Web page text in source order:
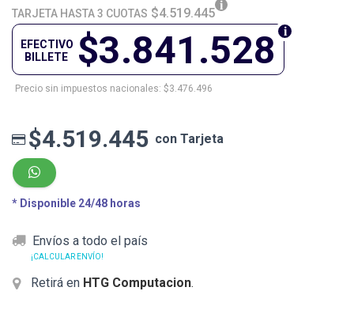
TARJETA HASTA 3 CUOTAS $4.519.445
$3.841.528
EFECTIVO
BILLETE
Precio sin impuestos nacionales: $3.476.496
$4.519.445 con Tarjeta
* Disponible 24/48 horas
Envíos a todo el país
¡CALCULAR ENVÍO!
Retirá en HTG Computacion.